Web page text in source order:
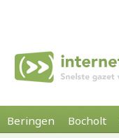
Beringen Bocholt